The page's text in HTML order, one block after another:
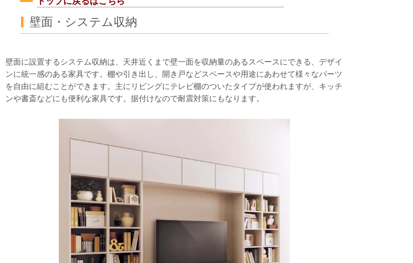
壁面・システム収納
壁面に設置するシステム収納は、天井近くまで壁一面を収納量のあるスペースにできる、デザイ
ンに統一感のある家具です。棚や引き出し、開き戸などスペースや用途にあわせて様々なパーツ
を自由に組むことができます。主にリビングにテレビ棚のついたタイプが使われますが、キッチ
ンや書斎などにも便利な家具です。据付けなので耐震対策にもなります。